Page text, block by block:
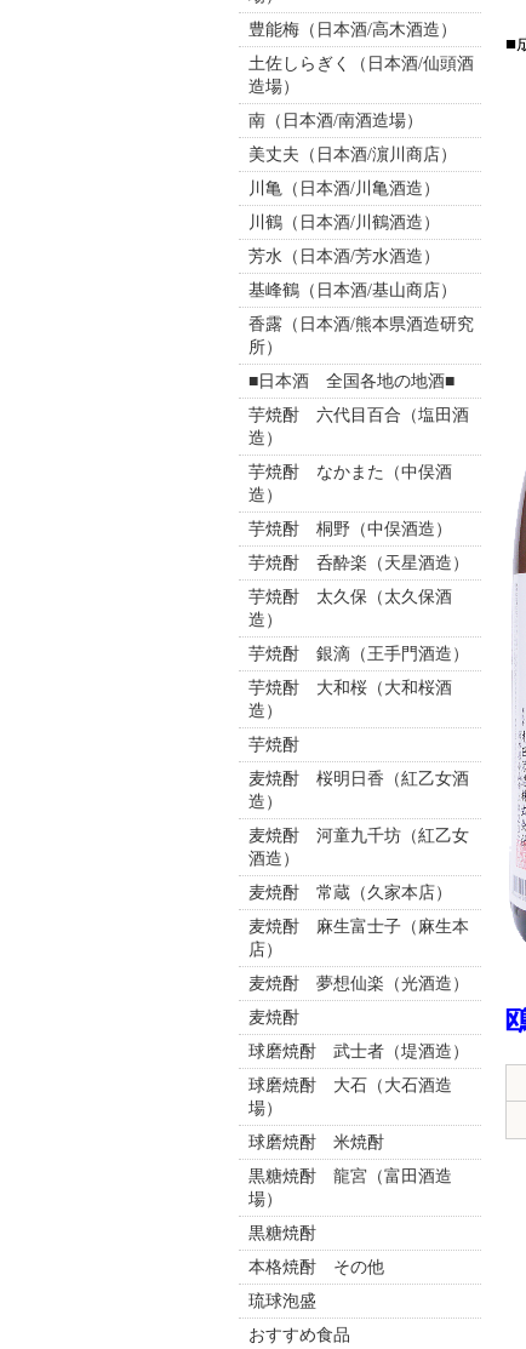
豊能梅（日本酒/高木酒造）
土佐しらぎく（日本酒/仙頭酒
造場）
南（日本酒/南酒造場）
美丈夫（日本酒/濵川商店）
川亀（日本酒/川亀酒造）
川鶴（日本酒/川鶴酒造）
芳水（日本酒/芳水酒造）
基峰鶴（日本酒/基山商店）
香露（日本酒/熊本県酒造研究
所）
■日本酒 全国各地の地酒■
芋焼酎 六代目百合（塩田酒
造）
芋焼酎 なかまた（中俣酒
造）
芋焼酎 桐野（中俣酒造）
芋焼酎 呑酔楽（天星酒造）
芋焼酎 太久保（太久保酒
造）
芋焼酎 銀滴（王手門酒造）
芋焼酎 大和桜（大和桜酒
造）
芋焼酎
麦焼酎 桜明日香（紅乙女酒
造）
麦焼酎 河童九千坊（紅乙女
酒造）
麦焼酎 常蔵（久家本店）
麦焼酎 麻生富士子（麻生本
店）
麦焼酎 夢想仙楽（光酒造）
麦焼酎
球磨焼酎 武士者（堤酒造）
球磨焼酎 大石（大石酒造
場）
球磨焼酎 米焼酎
黒糖焼酎 龍宮（富田酒造
場）
黒糖焼酎
本格焼酎 その他
琉球泡盛
おすすめ食品
■